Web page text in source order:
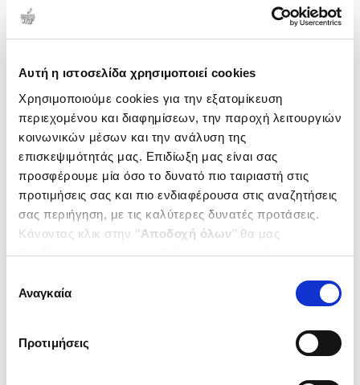
Αυτή η ιστοσελίδα χρησιμοποιεί cookies
Χρησιμοποιούμε cookies για την εξατομίκευση
περιεχομένου και διαφημίσεων, την παροχή λειτουργιών
κοινωνικών μέσων και την ανάλυση της
επισκεψιμότητάς μας. Επιδίωξη μας είναι σας
προσφέρουμε μία όσο το δυνατό πιο ταιριαστή στις
προτιμήσεις σας και πιο ενδιαφέρουσα στις αναζητήσεις
σας περιήγηση, με τις καλύτερες δυνατές προτάσεις.
Κάνοντας κλικ στην ‘’Αποδοχή όλων’’ θα μας
βοηθήσετε να ανταποκριθούμε στα παραπάνω.
ενδιαφέρουν και να επιλέξετε από τα παρακάτω με την
΄΄και να ενημερωθείτε σχετικά με
συγκατάθεσης
Αναγκαία
Προτιμήσεις
(0
(P/B) The Lovely Dark
Κωδ. Πολιτείας: